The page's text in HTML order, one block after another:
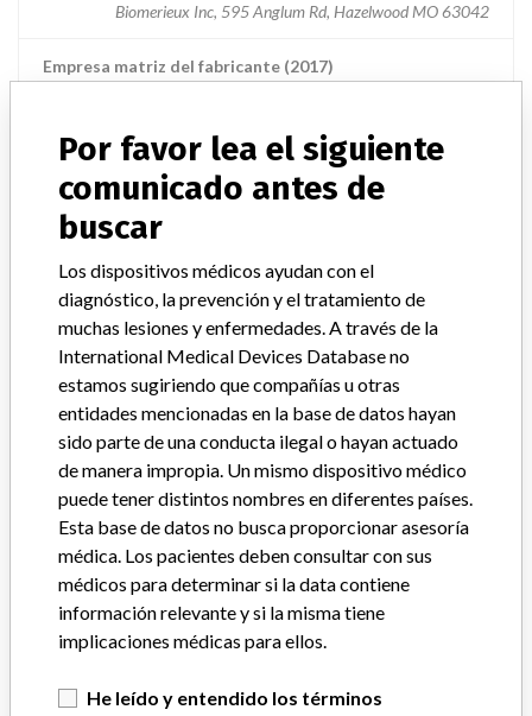
Biomerieux Inc, 595 Anglum Rd, Hazelwood MO 63042
Empresa matriz del fabricante (2017)
Source USFDA
ACERCA DE LA BASE DE DATOS
Explore más de 120,000 registros de retiros, alertas y
notificaciones de seguridad de dispositivos médicos y sus
conexiones con los fabricantes.
Preguntas frecuentes
Acerca de la base de datos
Contáctenos
Créditos
HISTORIAS EN SU CORREO
Por favor lea el siguiente
comunicado antes de
buscar
Los dispositivos médicos ayudan con el
diagnóstico, la prevención y el tratamiento de
muchas lesiones y enfermedades. A través de la
International Medical Devices Database no
estamos sugiriendo que compañías u otras
entidades mencionadas en la base de datos hayan
sido parte de una conducta ilegal o hayan actuado
de manera impropia. Un mismo dispositivo médico
puede tener distintos nombres en diferentes países.
Esta base de datos no busca proporcionar asesoría
médica. Los pacientes deben consultar con sus
médicos para determinar si la data contiene
información relevante y si la misma tiene
implicaciones médicas para ellos.
He leído y entendido los términos